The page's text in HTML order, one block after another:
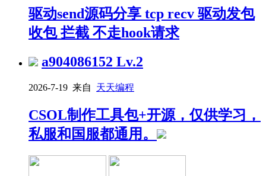
驱动send源码分享 tcp recv 驱动发包
收包 拦截 不走hook请求
a904086152 Lv.2
2026-7-19 来自 天天编程
CSOL制作工具包+开源，仅供学习，
私服和国服都通用。